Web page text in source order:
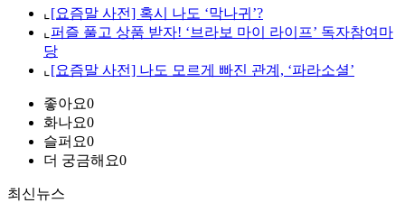
⌞ [요즘말 사전] 혹시 나도 ‘막나귀’?
⌞ 퍼즐 풀고 상품 받자! ‘브라보 마이 라이프’ 독자참여마
당
⌞ [요즘말 사전] 나도 모르게 빠진 관계, ‘파라소셜’
좋아요0
화나요0
슬퍼요0
더 궁금해요0
최신뉴스